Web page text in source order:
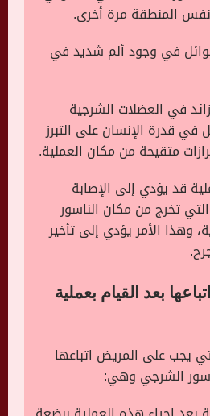
المنطقة مرة أخرى.
في وجود ألم شديد في
في العضلات الشرجية
في قدرة الإنسان على التبرز
متقيحة من مكان العملية.
قد يؤدي إلى الإصابة
التي تخرج من مكان الناسور
وهذا الأمر يؤدي إلى تأخير
بعد القيام بعملية
يجب على المريض اتباعها
الشرجي وهي: